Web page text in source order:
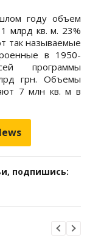
году объем
млрд кв. м. 23%
так называемые
в 1950-
программы
грн. Объемы
7 млн кв. м в
подпишись: